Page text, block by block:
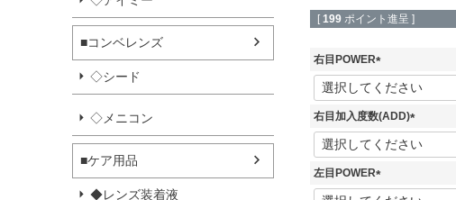
■コンベレンズ
◇シード
◇メニコン
■ケア用品
◆レンズ装着液
[ 199 ポイント進呈 ]
右目POWER
(
必
須
右目加入度数(ADD)
(
必
左目POWER
(